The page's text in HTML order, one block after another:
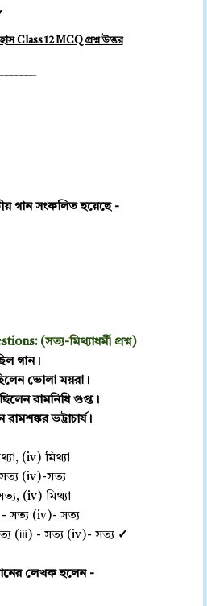
Class 12 MCQ প্রশ্ন উত্তর
গান সংকলিত হয়েছে -
(সত্য-মিথ্যাধর্মী প্রশ্ন)
গান।
ভোলা ময়রা।
রামনিধি গুপ্ত।
ভট্টাচার্য।
(iv) মিথ্যা
(iv)-সত্য
(iv) মিথ্যা
- সত্য (iv)- সত্য
(ⅲ) - সত্য (iv)- সত্য ✓
লেখক হলেন -